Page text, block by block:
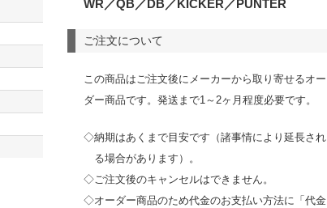
WR／QB／DB／KICKER／PUNTER
ご注文について
この商品はご注文後にメーカーから取り寄せるオー
ダー商品です。発送まで1～2ヶ月程度必要です。
◇納期はあくまで目安です（諸事情により延長され
る場合があります）。
◇ご注文後のキャンセルはできません。
◇オーダー商品のため代金のお支払い方法に「代金